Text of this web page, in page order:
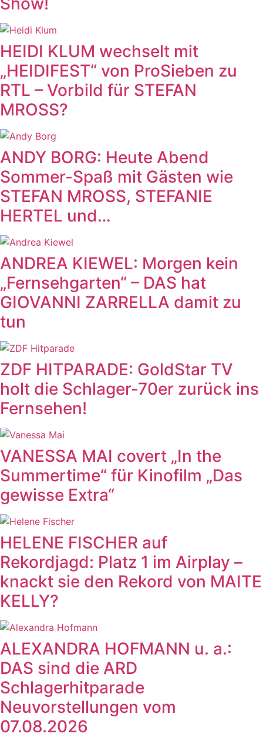
HEIDI KLUM wechselt mit
„HEIDIFEST“ von ProSieben zu
RTL – Vorbild für STEFAN
MROSS?
ANDY BORG: Heute Abend
Sommer-Spaß mit Gästen wie
STEFAN MROSS, STEFANIE
HERTEL und…
ANDREA KIEWEL: Morgen kein
„Fernsehgarten“ – DAS hat
GIOVANNI ZARRELLA damit zu
tun
ZDF HITPARADE: GoldStar TV
holt die Schlager-70er zurück ins
Fernsehen!
VANESSA MAI covert „In the
Summertime“ für Kinofilm „Das
gewisse Extra“
HELENE FISCHER auf
Rekordjagd: Platz 1 im Airplay –
knackt sie den Rekord von MAITE
KELLY?
ALEXANDRA HOFMANN u. a.:
DAS sind die ARD
Schlagerhitparade
Neuvorstellungen vom
07.08.2026